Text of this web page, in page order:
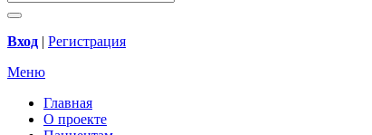
Вход | Регистрация
Меню
Главная
О проекте